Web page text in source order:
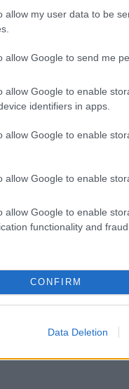
allow my user data to be
allow Google to send me
allow Google to enable
identifiers in apps.
allow Google to enable
allow Google to enable
allow Google to enable
functionality and
CONFIRM
Data Deletion
loptak
egy coloradói